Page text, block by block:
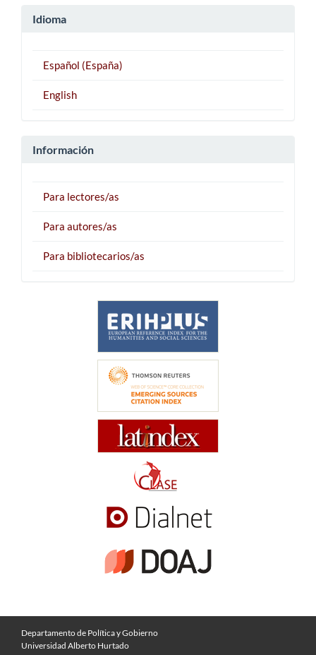
Idioma
Español (España)
English
Información
Para lectores/as
Para autores/as
Para bibliotecarios/as
Departamento de Política y Gobierno
Universidad Alberto Hurtado